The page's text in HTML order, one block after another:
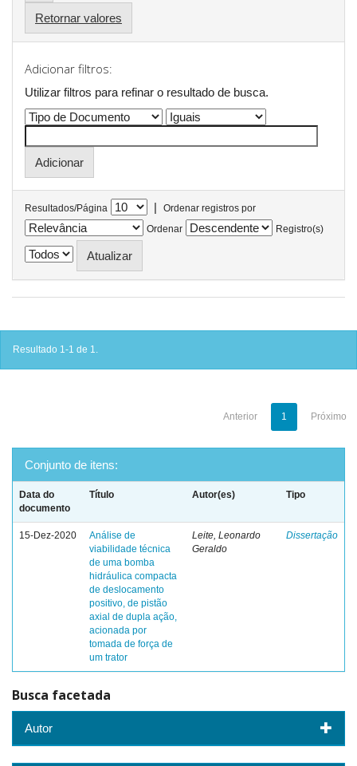
Retornar valores
Adicionar filtros:
Utilizar filtros para refinar o resultado de busca.
Resultados/Página |
Ordenar registros por
Ordenar
Registro(s)
Resultado 1-1 de 1.
Anterior 1 Próximo
Conjunto de itens:
Data do
documento
Título Autor(es) Tipo
15-Dez-2020
Análise de
viabilidade técnica
de uma bomba
hidráulica compacta
de deslocamento
positivo, de pistão
axial de dupla ação,
acionada por
tomada de força de
um trator
Leite, Leonardo
Geraldo
Dissertação
Busca facetada
Autor